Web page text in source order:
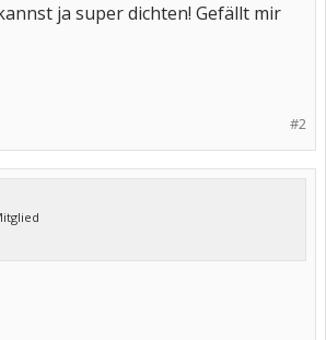
ja super dichten! Gefällt mir
#2